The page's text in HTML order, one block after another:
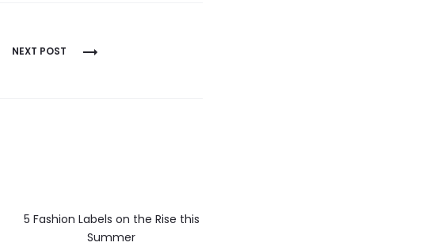
NEXT POST
5 Fashion Labels on the Rise this
Summer